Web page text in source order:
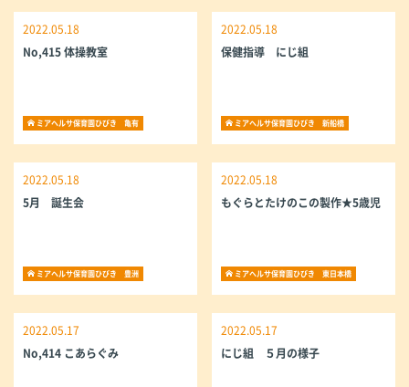
2022.05.18
No,415 体操教室
ミアヘルサ保育園ひびき 亀有
2022.05.18
保健指導 にじ組
ミアヘルサ保育園ひびき 新船橋
2022.05.18
5月 誕生会
ミアヘルサ保育園ひびき 豊洲
2022.05.18
もぐらとたけのこの製作★5歳児
ミアヘルサ保育園ひびき 東日本橋
2022.05.17
No,414 こあらぐみ
2022.05.17
にじ組 ５月の様子